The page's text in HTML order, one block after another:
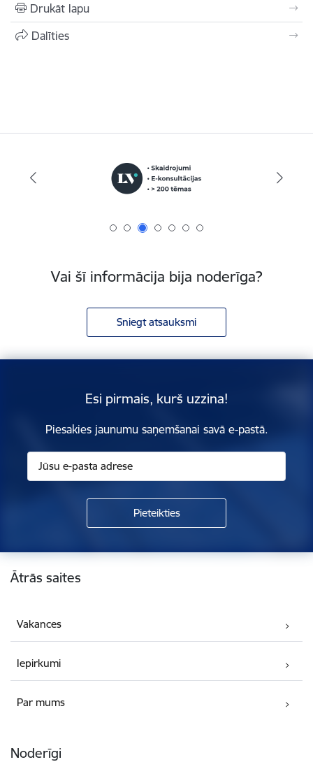
Drukāt lapu
Dalīties
Vai šī informācija bija noderīga?
Sniegt atsauksmi
Esi pirmais, kurš uzzina!
Piesakies jaunumu saņemšanai savā e-pastā.
Kājene
Ātrās saites
Vakances
Iepirkumi
Par mums
Noderīgi